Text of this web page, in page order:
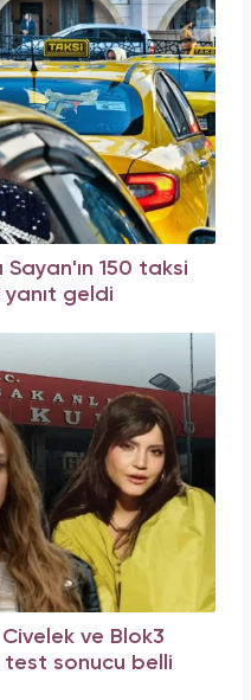
Sayan'ın 150 taksi
yanıt geldi
ve Blok3
test sonucu belli